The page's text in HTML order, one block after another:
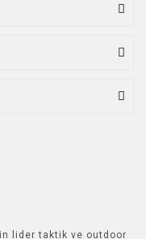
lider taktik ve outdoor